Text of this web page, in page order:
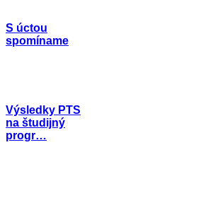
S úctou
spomíname
Výsledky PTS
na študijný
progr…